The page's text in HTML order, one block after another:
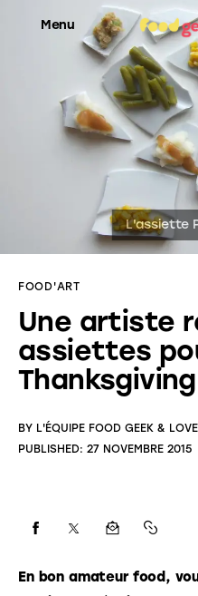
Menu
Food’News
Food’Com
Food’Art
Food’Life
FOOD'ART
Une artiste
assiettes
Thanksgiving
BY L'ÉQUIPE FOOD GEEK & LOVE
PUBLISHED: 27 NOVEMBRE 2015
En bon amateur food,